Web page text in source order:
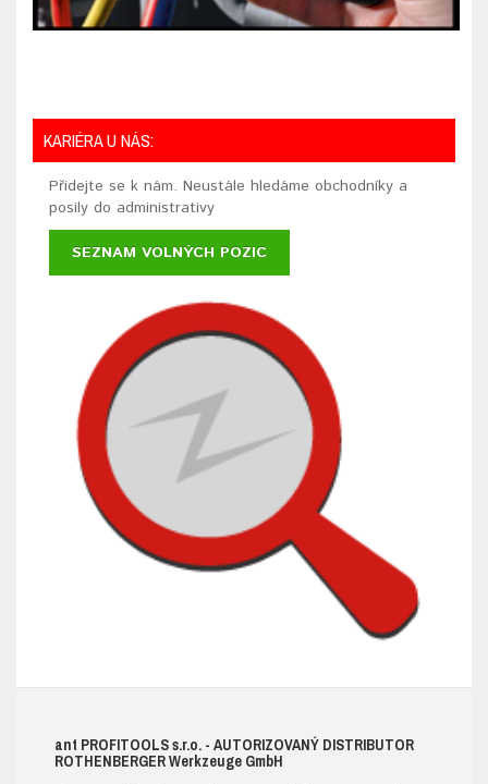
KARIÉRA U NÁS:
Přidejte se k nám. Neustále hledáme obchodníky a
posily do administrativy
SEZNAM VOLNÝCH POZIC
ant PROFITOOLSs.r.o. - AUTORIZOVANÝ DISTRIBUTOR
ROTHENBERGER Werkzeuge GmbH